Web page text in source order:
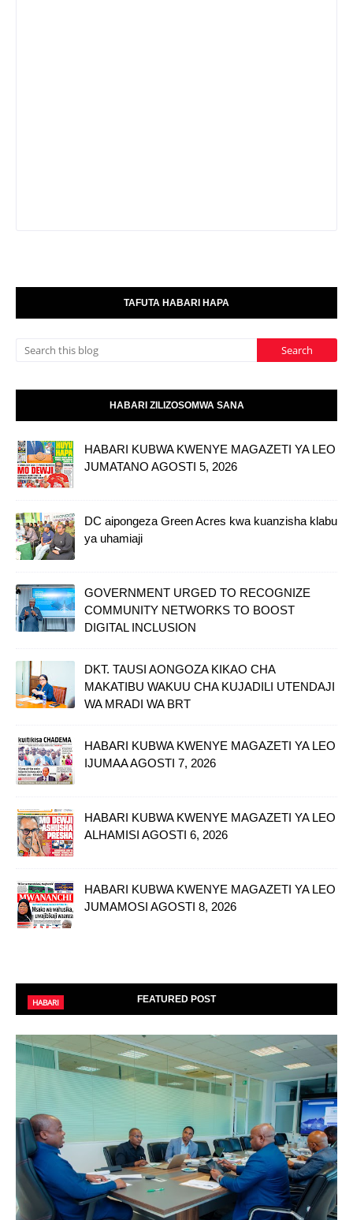
TAFUTA HABARI HAPA
HABARI ZILIZOSOMWA SANA
HABARI KUBWA KWENYE MAGAZETI YA LEO
JUMATANO AGOSTI 5, 2026
DC aipongeza Green Acres kwa kuanzisha klabu
ya uhamiaji
GOVERNMENT URGED TO RECOGNIZE
COMMUNITY NETWORKS TO BOOST
DIGITAL INCLUSION
DKT. TAUSI AONGOZA KIKAO CHA
MAKATIBU WAKUU CHA KUJADILI UTENDAJI
WA MRADI WA BRT
HABARI KUBWA KWENYE MAGAZETI YA LEO
IJUMAA AGOSTI 7, 2026
HABARI KUBWA KWENYE MAGAZETI YA LEO
ALHAMISI AGOSTI 6, 2026
HABARI KUBWA KWENYE MAGAZETI YA LEO
JUMAMOSI AGOSTI 8, 2026
FEATURED POST
HABARI